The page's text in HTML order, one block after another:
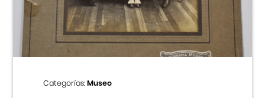
Centro Cultural Peruano Japonés
Museo de la Inmigración Japonesa
Categorías:Museo